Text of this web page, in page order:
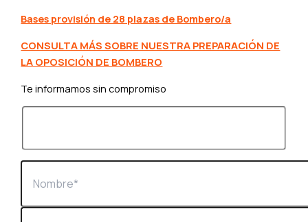
Bases provisión de 28 plazas de Bombero/a
CONSULTA MÁS SOBRE NUESTRA PREPARACIÓN DE
LA OPOSICIÓN DE BOMBERO
Te informamos sin compromiso